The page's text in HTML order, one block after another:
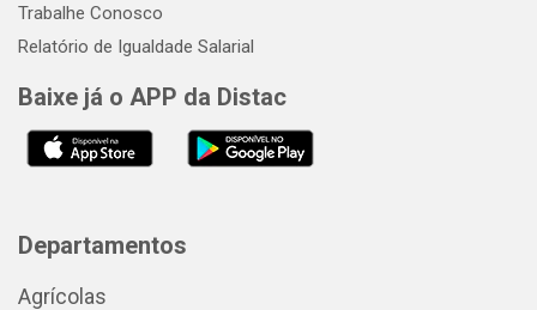
Trabalhe Conosco
Relatório de Igualdade Salarial
Baixe já o APP da Distac
Departamentos
Agrícolas